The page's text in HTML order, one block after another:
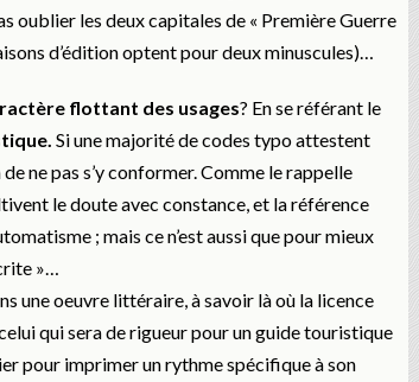
oublier les deux capitales de « Première Guerre
d’édition optent pour deux minuscules)…
flottant des usages? En se référant le
Si une majorité de codes typo attestent
ne pas s’y conformer. Comme le rappelle
le doute avec constance, et la référence
; mais ce n’est aussi que pour mieux
»…
une oeuvre littéraire, à savoir là où la licence
qui sera de rigueur pour un guide touristique
pour imprimer un rythme spécifique à son